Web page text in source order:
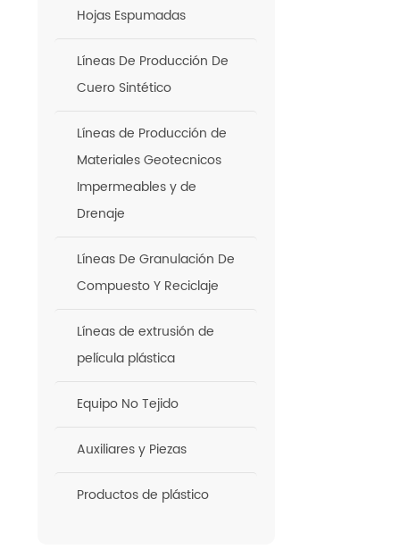
Hojas Espumadas
Líneas De Producción De
Cuero Sintético
Líneas de Producción de
Materiales Geotecnicos
Impermeables y de
Drenaje
Líneas De Granulación De
Compuesto Y Reciclaje
Líneas de extrusión de
película plástica
Equipo No Tejido
Auxiliares y Piezas
Productos de plástico